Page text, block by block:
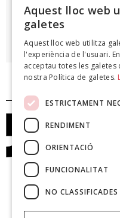
Vidre ferit de sang, 1977
Aquest lloc web
galetes
Aquest lloc web utilitza
l'experiència de l'usuari.
acceptau totes les galetes
nostra Política de galetes.
ESTRICTAMENT
RENDIMENT
ORIENTACIÓ
FUNCIONALITAT
NO CLASSIFICADES